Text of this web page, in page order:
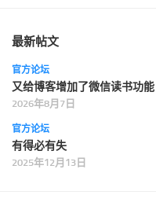
最新帖文
官方论坛
又给博客增加了微信读书功能
2026年8月7日
官方论坛
有得必有失
2025年12月13日